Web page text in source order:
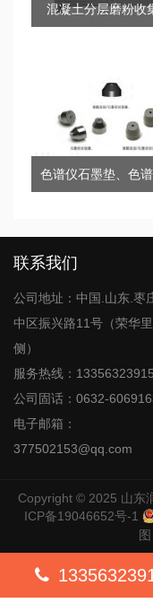
混凝土分层磨粉收
联系我们
公司地址：中国.山东.枣
中区振兴路11号（荣华
侧）
服务热线：13356323915
公司固话：0632-
电子邮箱：
377502153@qq.com
Copyright © 2025 山东
ICP备19046652号-1
图